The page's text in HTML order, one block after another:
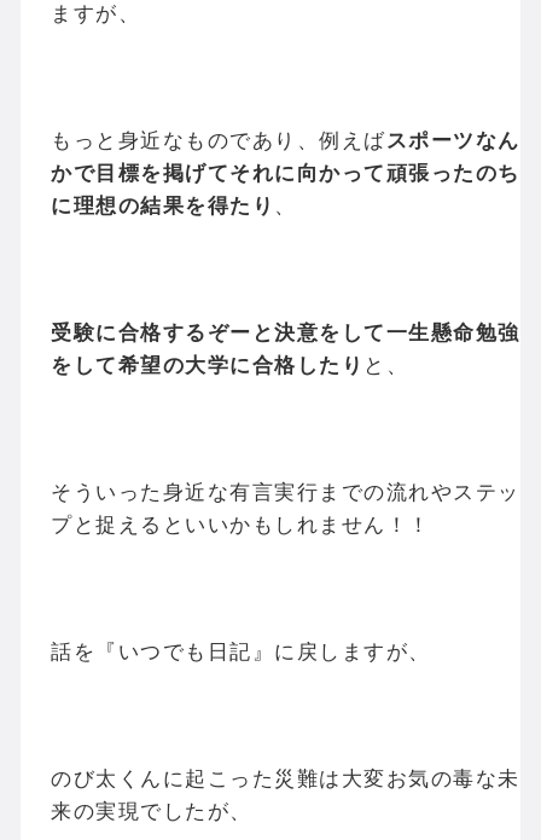
ますが、
もっと身近なものであり、例えばスポーツなん
かで目標を掲げてそれに向かって頑張ったのち
に理想の結果を得たり 、
受験に合格するぞーと決意をして一生懸命勉強
をして希望の大学に合格したり と、
そういった身近な有言実行までの流れやステッ
プと捉えるといいかもしれません！！
話を『いつでも日記』に戻しますが、
のび太くんに起こった災難は大変お気の毒な未
来の実現でしたが、